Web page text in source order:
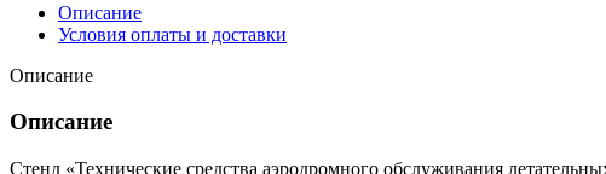
Описание
Условия оплаты и доставки
Описание
Описание
Стенд «Технические средства аэродромного обслуживания